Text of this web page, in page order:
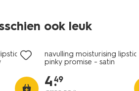
ook leuk
31
vegan
navulling moisturising
pinky promise - satin
4.
49